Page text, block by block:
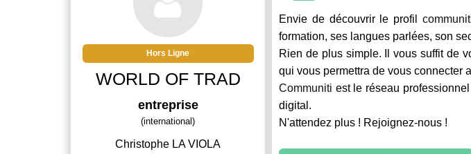
Hors Ligne
WORLD OF TRAD
entreprise
(international)
Christophe LA VIOLA
Envie de découvrir le profil
formation, ses langues parlées, son
Rien de plus simple. Il vous suffit de
qui vous permettra de vous connecter
Communiti est le réseau
digital.
N'attendez plus ! Rejoignez-nous !